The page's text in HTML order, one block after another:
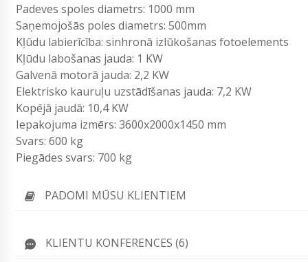
Padeves spoles diametrs: 1000 mm
Saņemojošās poles diametrs: 500mm
Kļūdu labierīcība: sinhronā izlūkošanas fotoelements
Kļūdu labošanas jauda: 1 KW
Galvenā motorā jauda: 2,2 KW
Elektrisko kauruļu uzstādīšanas jauda: 7,2 KW
Kopējā jaudā: 10,4 KW
Iepakojuma izmērs: 3600x2000x1450 mm
Svars: 600 kg
Piegādes svars: 700 kg
PADOMI MŪSU KLIENTIEM
KLIENTU KONFERENCES (6)